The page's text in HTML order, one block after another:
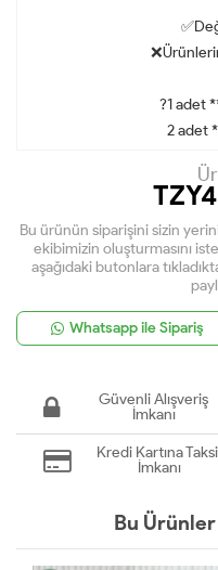
?1 adet
2 adet
Bu ürünün siparişini sizin
ekibimizin oluşturmasını
aşağıdaki butonlara
Whatsapp ile Sipariş
Güvenli Alışveriş
İmkanı
Kredi Kartına
İmkanı
Bu